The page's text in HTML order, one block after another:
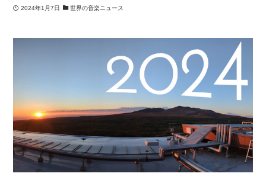
2024年1月7日 世界の音楽ニュース